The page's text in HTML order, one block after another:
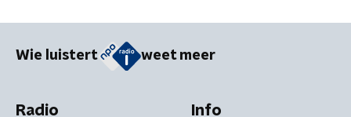
Wie luistert weet meer
Radio Info